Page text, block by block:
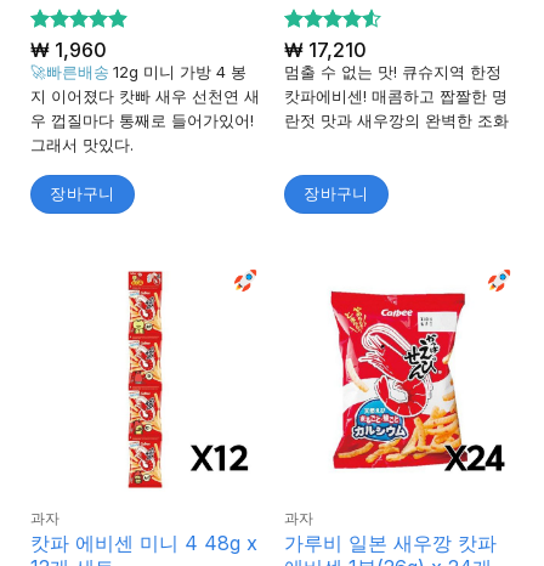
5 중에서
4.88로 평
가됨
₩1,960
🚀빠른배송 12g 미니 가방 4 봉
지 이어졌다 캇빠 새우 선천연 새
우 껍질마다 통째로 들어가있어!
그래서 맛있다.
장바구니
5 중에서
4.5로 평
가됨
₩17,210
멈출 수 없는 맛! 큐슈지역 한정
캇파에비센! 매콤하고 짭짤한 명
란젓 맛과 새우깡의 완벽한 조화
장바구니
과자
캇파 에비센 미니 4 48g x
과자
가루비 일본 새우깡 캇파